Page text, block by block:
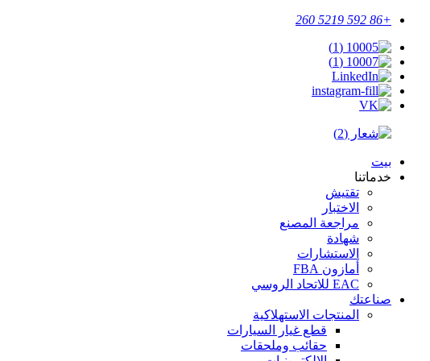
+86 592 5219 260
بيت
خدماتنا
تقتيش
الاختبار
مراجعة المصنع
شهادة
الاستشارات
أمازون FBA
EAC للاتحاد الروسي
صناعتك
المنتجات الاستهلاكية
قطع غيار السيارات
حقائب وملحقات